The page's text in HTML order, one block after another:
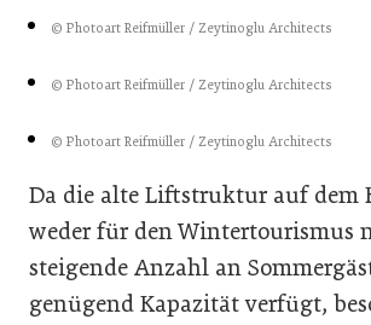
© Photoart Reifmüller / Zeytinoglu Architects
© Photoart Reifmüller / Zeytinoglu Architects
© Photoart Reifmüller / Zeytinoglu Architects
Da die alte Liftstruktur auf dem
weder für den Wintertourismus
steigende Anzahl an
genügend Kapazität verfügt,